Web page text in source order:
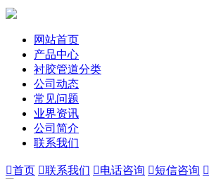
网站首页
产品中心
衬胶管道分类
公司动态
常见问题
业界资讯
公司简介
联系我们
首页 联系我们 电话咨询 短信咨询 